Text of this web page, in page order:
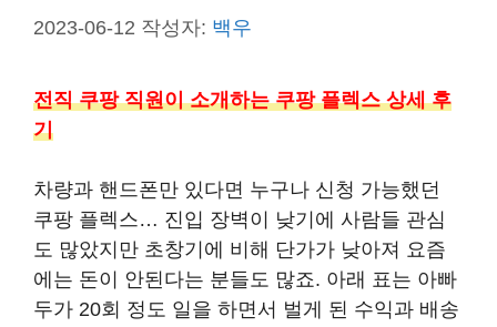
2023-06-12 작성자: 백우
전직 쿠팡 직원이 소개하는 쿠팡 플렉스 상세 후
기
차량과 핸드폰만 있다면 누구나 신청 가능했던
쿠팡 플렉스… 진입 장벽이 낮기에 사람들 관심
도 많았지만 초창기에 비해 단가가 낮아져 요즘
에는 돈이 안된다는 분들도 많죠. 아래 표는 아빠
두가 20회 정도 일을 하면서 벌게 된 수익과 배송